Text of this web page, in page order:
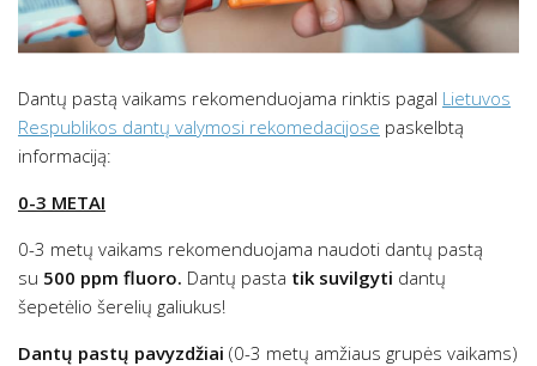
Dantų pastą vaikams rekomenduojama rinktis pagal Lietuvos
Respublikos dantų valymosi rekomedacijose paskelbtą
informaciją:
0-3 METAI
0-3 metų vaikams rekomenduojama naudoti dantų pastą
su 500 ppm fluoro. Dantų pasta tik suvilgyti dantų
šepetėlio šerelių galiukus!
Dantų pastų pavyzdžiai (0-3 metų amžiaus grupės vaikams)